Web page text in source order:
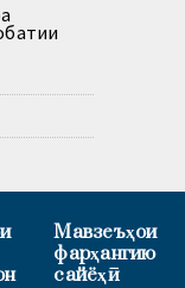
Мавзеъҳои
фарҳангию
сайёҳӣ